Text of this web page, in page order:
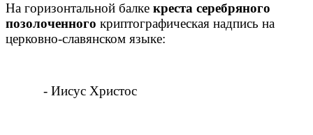
На горизонтальной балке креста серебряного
позолоченного криптографическая надпись на
церковно-славянском языке:
- Иисус Христос